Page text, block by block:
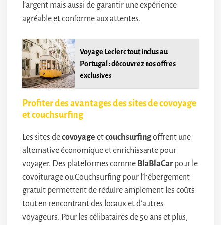
l’argent mais aussi de garantir une expérience
agréable et conforme aux attentes.
Voyage Leclerc tout inclus au
Portugal : découvrez nos offres
exclusives
Profiter des avantages des sites de covoyage
et couchsurfing
Les sites decovoyage etcouchsurfingoffrent une
alternative économique et enrichissante pour
voyager. Des plateformes comme BlaBlaCarpour le
covoiturage ou Couchsurfing pour l’hébergement
gratuit permettent de réduire amplement les coûts
tout en rencontrant des locaux et d’autres
voyageurs. Pour les célibataires de 50 ans et plus,